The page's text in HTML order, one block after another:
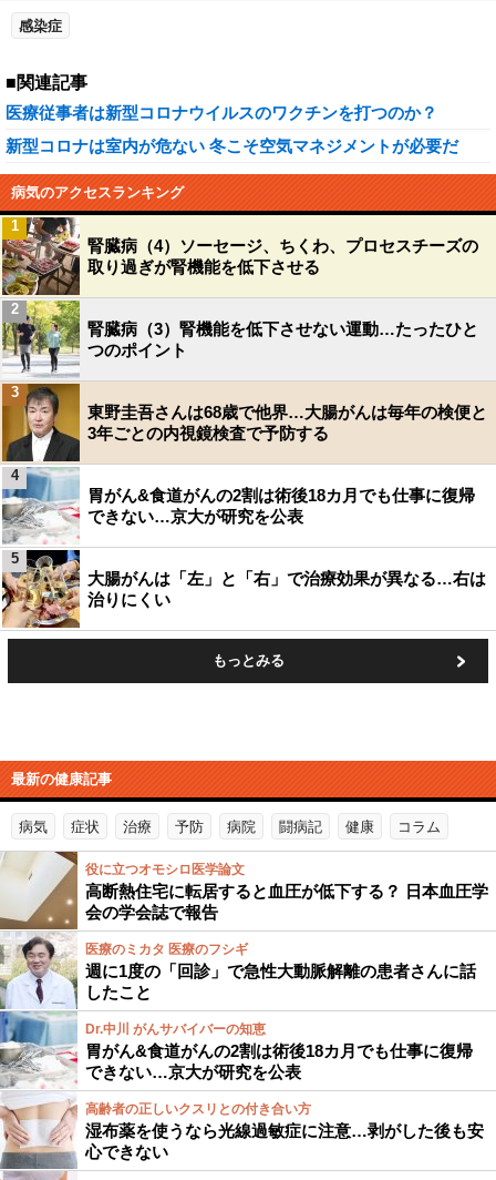
感染症
■関連記事
医療従事者は新型コロナウイルスのワクチンを打つのか？
新型コロナは室内が危ない 冬こそ空気マネジメントが必要だ
病気のアクセスランキング
腎臓病（4）ソーセージ、ちくわ、プロセスチーズの
取り過ぎが腎機能を低下させる
1
腎臓病（3）腎機能を低下させない運動…たったひと
つのポイント
2
東野圭吾さんは68歳で他界…大腸がんは毎年の検便と
3年ごとの内視鏡検査で予防する
3
胃がん&食道がんの2割は術後18カ月でも仕事に復帰
できない…京大が研究を公表
4
大腸がんは「左」と「右」で治療効果が異なる…右は
治りにくい
5
もっとみる
最新の健康記事
病気 症状 治療 予防 病院 闘病記 健康 コラム
役に立つオモシロ医学論文
高断熱住宅に転居すると血圧が低下する？ 日本血圧学
会の学会誌で報告
医療のミカタ 医療のフシギ
週に1度の「回診」で急性大動脈解離の患者さんに話
したこと
Dr.中川 がんサバイバーの知恵
胃がん&食道がんの2割は術後18カ月でも仕事に復帰
できない…京大が研究を公表
高齢者の正しいクスリとの付き合い方
湿布薬を使うなら光線過敏症に注意…剥がした後も安
心できない